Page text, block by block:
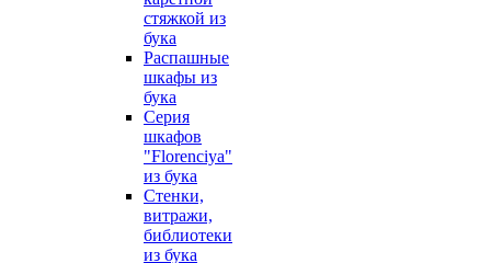
стяжкой из
бука
Распашные
шкафы из
бука
Серия
шкафов
"Florenciya"
из бука
Стенки,
витражи,
библиотеки
из бука